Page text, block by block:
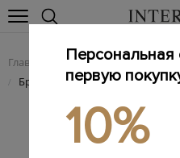
Главная Мужчинам / Одежда
/ Брендовые мужские брюки
Персональная
первую
10%